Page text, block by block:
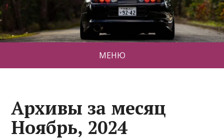
МЕНЮ
Архивы за месяц
Ноябрь, 2024